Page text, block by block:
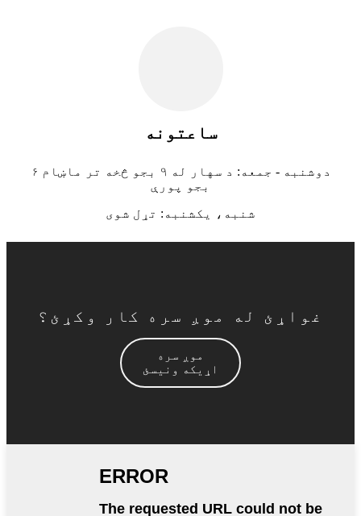
ساعتونه
دوشنبه - جمعه: د سهار له ۹ بجو څخه تر ماښام ۶
بجو پورې
شنبه، یکشنبه: تړل شوی
غواړئ له موږ سره کار وکړئ؟
موږ سره
اړیکه ونیسئ